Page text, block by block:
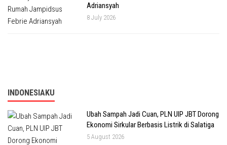
Adriansyah
8 July 2026
INDONESIAKU
Ubah Sampah Jadi Cuan, PLN UIP JBT Dorong
Ekonomi Sirkular Berbasis Listrik di Salatiga
5 August 2026